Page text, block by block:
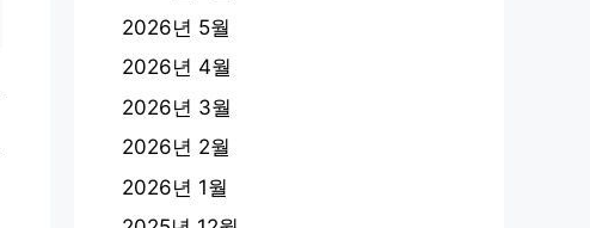
2026년 5월
2026년 4월
2026년 3월
2026년 2월
2026년 1월